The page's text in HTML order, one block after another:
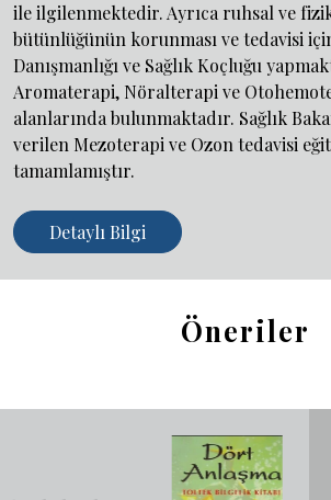
ile ilgilenmektedir. Ayrıca ruhsal ve
bütünlüğünün korunması ve tedavisi
Danışmanlığı ve Sağlık Koçluğu
Aromaterapi, Nöralterapi ve
alanlarında bulunmaktadır. Sağlık
verilen Mezoterapi ve Ozon tedavisi
tamamlamıştır.
Detaylı Bilgi
Öneriler
Ustaca Sevmek